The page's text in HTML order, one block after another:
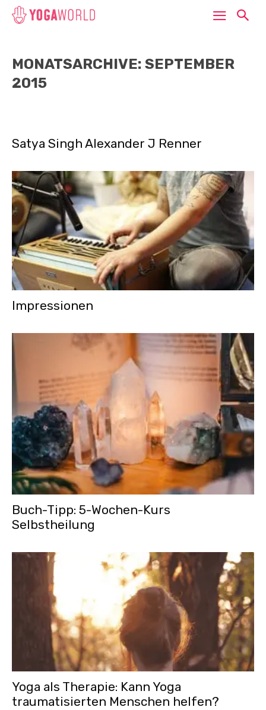
MONATSARCHIVE: SEPTEMBER
2015
Satya Singh Alexander J Renner
Impressionen
Buch-Tipp: 5-Wochen-Kurs
Selbstheilung
Yoga als Therapie: Kann Yoga
traumatisierten Menschen helfen?